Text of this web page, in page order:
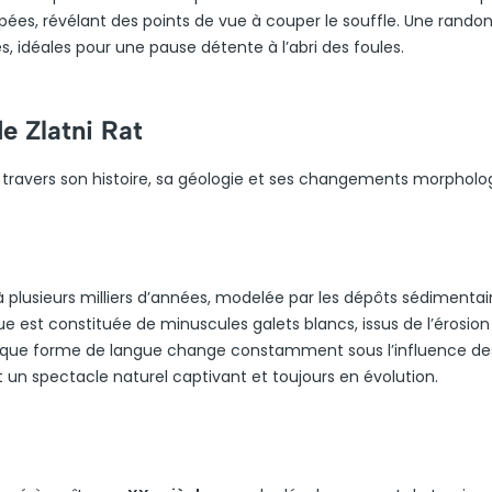
révélant des points de vue à couper le souffle. Une
idéales pour une pause détente à l’abri des foules.
Zlatni Rat
son histoire, sa géologie et ses changements
milliers d’années, modelée par les dépôts
est constituée de minuscules galets blancs, issus de
forme de langue change constamment sous l’influence
spectacle naturel captivant et toujours en évolution.